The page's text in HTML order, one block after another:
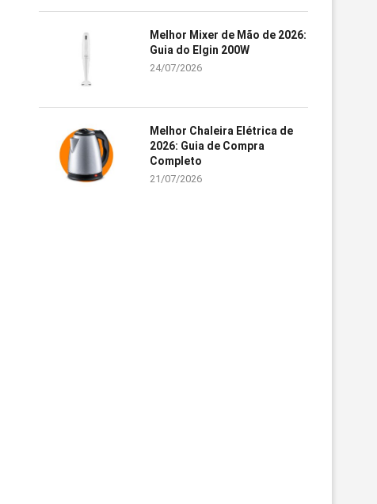
Melhor Mixer de Mão de 2026:
Guia do Elgin 200W
24/07/2026
Melhor Chaleira Elétrica de
2026: Guia de Compra
Completo
21/07/2026